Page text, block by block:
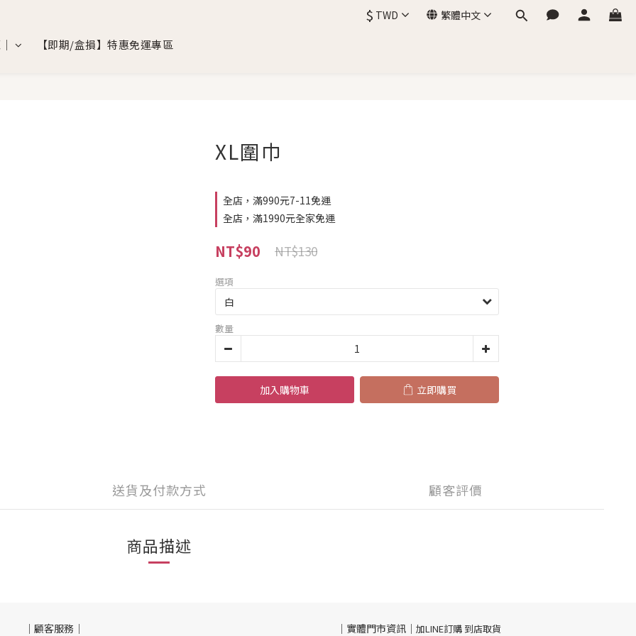
$ TWD 繁體中文
【即期/盒損】特惠免運專區
XL圍巾
全店，滿990元7-11免運
全店，滿1990元全家免運
NT$90 NT$130
選項
數量
加入購物車 立即購買
送貨及付款方式 顧客評價
商品描述
｜顧客服務｜ ｜實體門市資訊｜ 加LINE訂購 到店取貨